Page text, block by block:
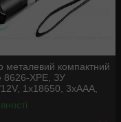
металевий компактний
8626-XPE, ЗУ
1х18650, 3xAAA,